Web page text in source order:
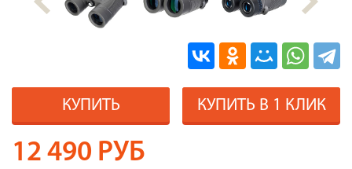
КУПИТЬ КУПИТЬ В 1 КЛИК
12 490 РУБ